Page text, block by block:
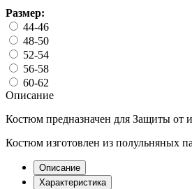
Размер:
44-46
48-50
52-54
56-58
60-62
Описание
Костюм предназначен для Защиты от
Костюм изготовлен из полульняных
Описание
Характеристика